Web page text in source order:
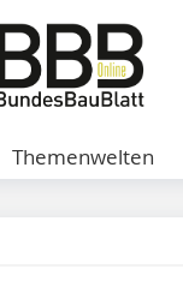
Themenwelten